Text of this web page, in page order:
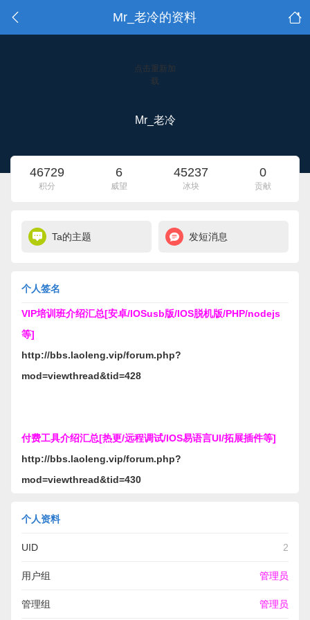
Mr_老冷的资料
点击重新加
载
Mr_老冷
46729
积分
6
威望
45237
冰块
0
贡献
Ta的主题 发短消息
个人签名
VIP培训班介绍汇总[安卓/IOSusb版/IOS脱机版/PHP/nodejs
等]
http://bbs.laoleng.vip/forum.php?
mod=viewthread&tid=428
付费工具介绍汇总[热更/远程调试/IOS易语言UI/拓展插件等]
http://bbs.laoleng.vip/forum.php?
mod=viewthread&tid=430
个人资料
UID 2
用户组 管理员
管理组 管理员